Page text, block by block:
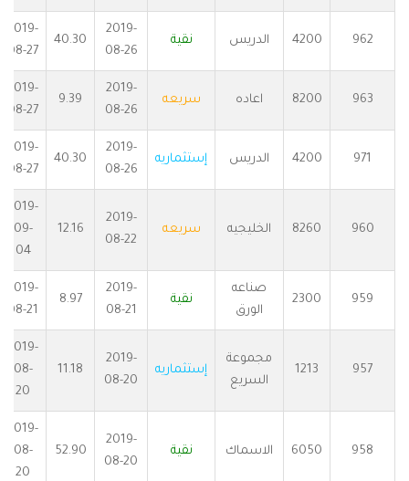
962
4200 الدريس نقية
2019-
08-26
40.30
2019-
08-27
963
8200 اعاده سريعه
2019-
08-26
9.39
2019-
08-27
971
4200 الدريس إستثماريه
2019-
08-26
40.30
2019-
08-27
960
8260 الخليجيه سريعه
2019-
08-22
12.16
2019-
09-
04
959
2300
صناعه
الورق
نقية
2019-
08-21
8.97
2019-
08-21
957
1213
مجموعة
السريع
إستثماريه
2019-
08-20
11.18
2019-
08-
20
958
6050 الاسماك نقية
2019-
08-20
52.90
2019-
08-
20